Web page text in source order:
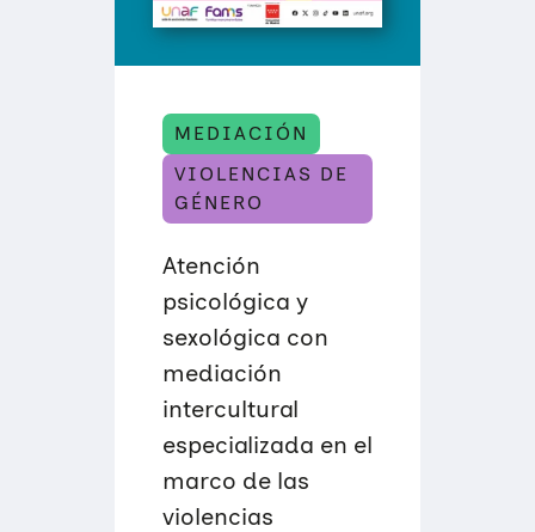
R
I
O
S
A
U
I
L
O
P
I
O
L
Ó
G
I
C
O
S
MEDIACIÓN
VIOLENCIAS DE
GÉNERO
Atención
psicológica y
sexológica con
mediación
intercultural
especializada en el
marco de las
violencias